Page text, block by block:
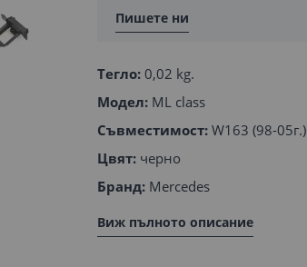
Пишете ни
Тегло: 0,02 kg.
Модел: ML class
Съвместимост: W163 (98-05г.)
Цвят: черно
Бранд: Mercedes
Виж пълното описание